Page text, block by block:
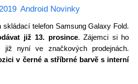
Android Novinky
skládací telefon Samsung Galaxy Fold.
již 13. prosince. Zájemci si ho
již nyní ve značkových prodejnách.
v černé a stříbrné barvě s interní